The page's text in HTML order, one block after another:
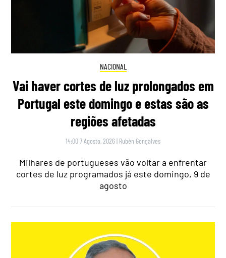
NACIONAL
Vai haver cortes de luz prolongados em
Portugal este domingo e estas são as
regiões afetadas
14:00 7 Agosto, 2026 | Rubén Gonçalves
Milhares de portugueses vão voltar a enfrentar
cortes de luz programados já este domingo, 9 de
agosto